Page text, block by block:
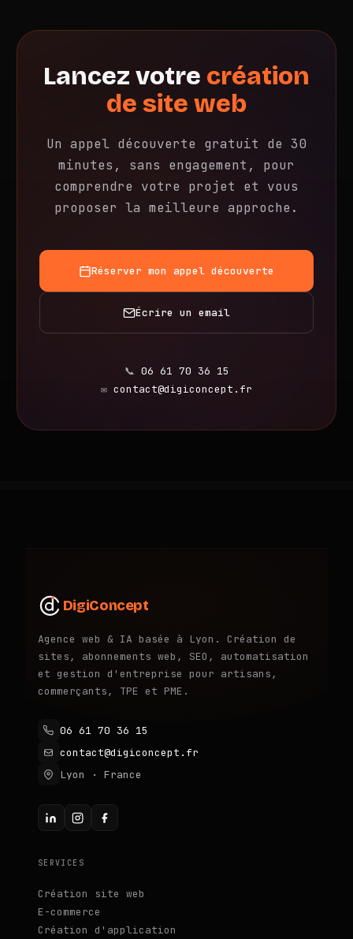
Lancez votre création
de site web
Un appel découverte gratuit de 30
minutes, sans engagement, pour
comprendre votre projet et vous
proposer la meilleure approche.
Réserver mon appel découverte
Écrire un email
📞 06 61 70 36 15
✉️ contact@digiconcept.fr
DigiConcept
Agence web & IA basée à Lyon. Création de
sites, abonnements web, SEO, automatisation
et gestion d'entreprise pour artisans,
commerçants, TPE et PME.
06 61 70 36 15
contact@digiconcept.fr
Lyon · France
SERVICES
Création site web
E-commerce
Création d'application